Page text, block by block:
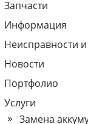
Запчасти
Информация
Неисправности
Новости
Портфолио
Услуги
Замена